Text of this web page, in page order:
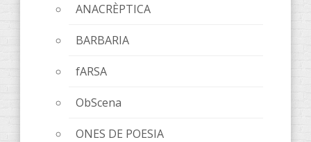
ANACRÈPTICA
BARBARIA
fARSA
ObScena
ONES DE POESIA